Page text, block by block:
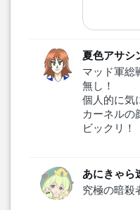
夏色アサシ
マッド軍総
無し！
個人的に気
カーネルの
ビックリ！
あにきゃら
究極の暗殺